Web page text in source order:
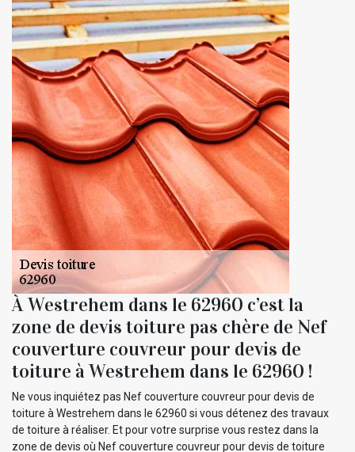
À Westrehem dans le 62960 c’est la
zone de devis toiture pas chère de Nef
couverture couvreur pour devis de
toiture à Westrehem dans le 62960 !
Ne vous inquiétez pas Nef couverture couvreur pour devis de
toiture à Westrehem dans le 62960 si vous détenez des travaux
de toiture à réaliser. Et pour votre surprise vous restez dans la
zone de devis où Nef couverture couvreur pour devis de toiture